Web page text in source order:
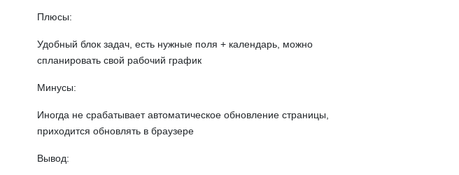
Плюсы:
Удобный блок задач, есть нужные поля + календарь, можно
спланировать свой рабочий график
Минусы:
Иногда не срабатывает автоматическое обновление страницы,
приходится обновлять в браузере
Вывод: